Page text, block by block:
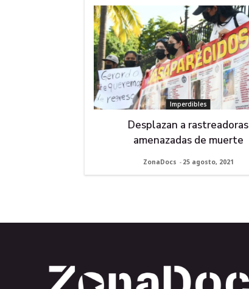
Imperdibles
Desplazan a rastreadoras
amenazadas de muerte
ZonaDocs - 25 agosto, 2021